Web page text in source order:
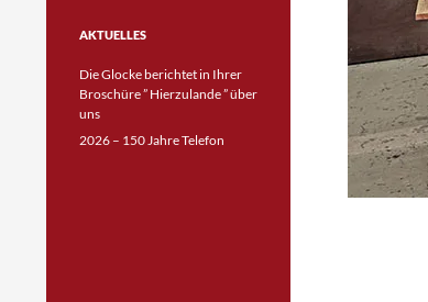
AKTUELLES
Die Glocke berichtet in Ihrer
Broschüre ” Hierzulande ” über
uns
2026 – 150 Jahre Telefon